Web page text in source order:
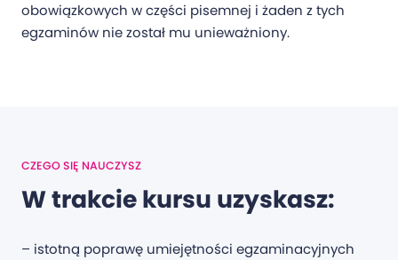
obowiązkowych w części pisemnej i żaden z tych
egzaminów nie został mu unieważniony.
CZEGO SIĘ NAUCZYSZ
W trakcie kursu uzyskasz:
– istotną poprawę umiejętności egzaminacyjnych